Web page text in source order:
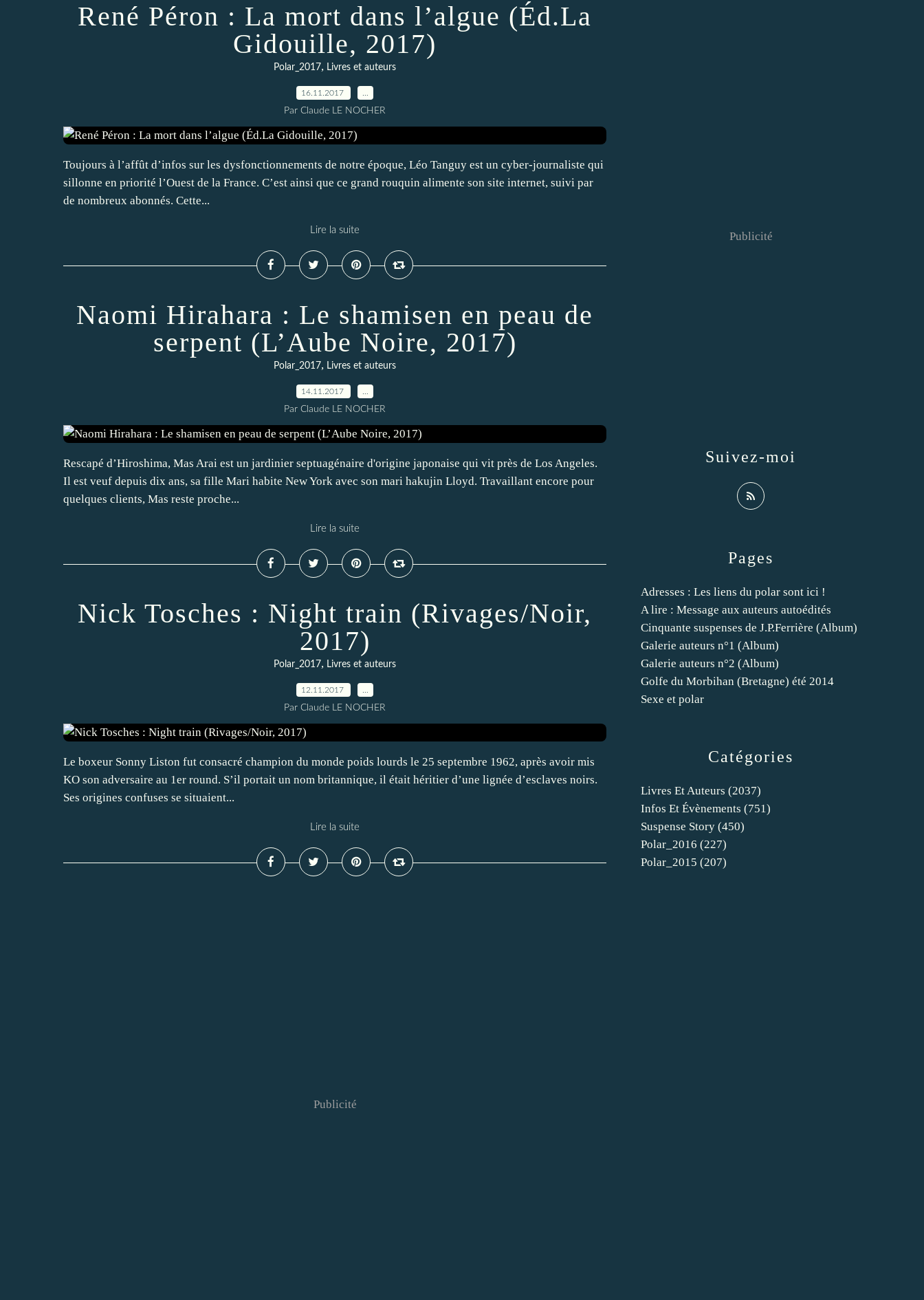
René Péron : La mort dans l’algue (Éd.La
Gidouille, 2017)
Polar_2017, Livres et auteurs
16.11.2017
Par Claude LE NOCHER
Toujours à l’affût d’infos sur les dysfonctionnements de notre époque, Léo Tanguy est un cyber-journaliste qui
sillonne en priorité l’Ouest de la France. C’est ainsi que ce grand rouquin alimente son site internet, suivi par
de nombreux abonnés. Cette...
Lire la suite
Naomi Hirahara : Le shamisen en peau de
serpent (L’Aube Noire, 2017)
Polar_2017, Livres et auteurs
14.11.2017
Par Claude LE NOCHER
Rescapé d’Hiroshima, Mas Arai est un jardinier septuagénaire d'origine japonaise qui vit près de Los Angeles.
Il est veuf depuis dix ans, sa fille Mari habite New York avec son mari hakujin Lloyd. Travaillant encore pour
quelques clients, Mas reste proche...
Lire la suite
Nick Tosches : Night train (Rivages/Noir,
2017)
Polar_2017, Livres et auteurs
12.11.2017
Par Claude LE NOCHER
Le boxeur Sonny Liston fut consacré champion du monde poids lourds le 25 septembre 1962, après avoir mis
KO son adversaire au 1er round. S’il portait un nom britannique, il était héritier d’une lignée d’esclaves noirs.
Ses origines confuses se situaient...
Lire la suite
Publicité
Catégories
Livres Et Auteurs (2037)
Infos Et Évènements (751)
Suspense Story (450)
Polar_2016 (227)
Polar_2015 (207)
Pages
Adresses : Les liens du polar sont ici !
A lire : Message aux auteurs autoédités
Cinquante suspenses de J.P.Ferrière (Album)
Galerie auteurs n°1 (Album)
Galerie auteurs n°2 (Album)
Golfe du Morbihan (Bretagne) été 2014
Sexe et polar
Suivez-moi
Publicité